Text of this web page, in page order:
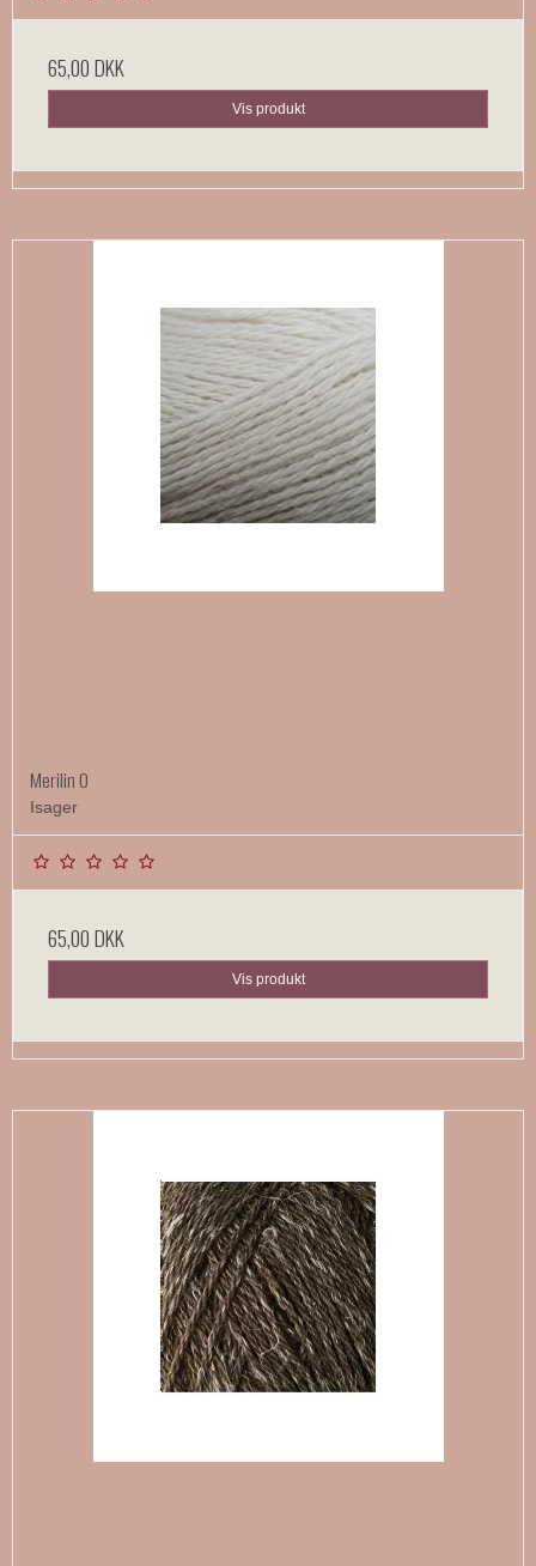
65,00 DKK
Vis produkt
Merilin 0
Isager
65,00 DKK
Vis produkt